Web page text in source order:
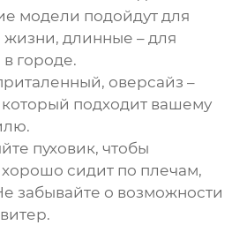
модели подойдут для
жизни, длинные – для
городе.
оверсайз –
который подходит вашему
пуховик, чтобы
хорошо сидит по плечам,
забывайте о возможности